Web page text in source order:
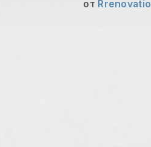
от Rrenovatio